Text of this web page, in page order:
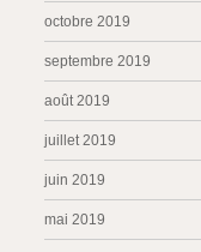
octobre 2019
septembre 2019
août 2019
juillet 2019
juin 2019
mai 2019